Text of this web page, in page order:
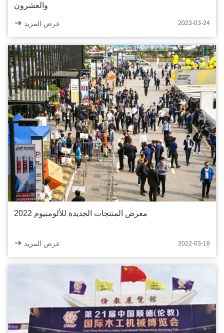
والعشرون
2023-03-24 عرض المزيد
معرض المنتجات الجديدة للألومنيوم 2022
2022-03-18 عرض المزيد